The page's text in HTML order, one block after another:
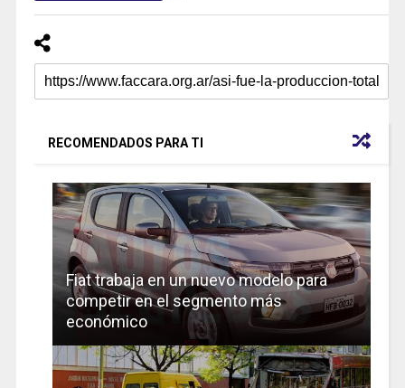
RECOMENDADOS PARA TI
Fiat trabaja en un nuevo modelo para
competir en el segmento más
económico